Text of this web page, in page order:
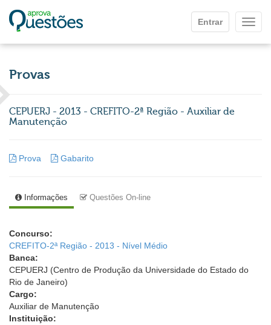
Entrar
Provas
CEPUERJ - 2013 - CREFITO-2ª Região - Auxiliar de
Manutenção
Prova Gabarito
Informações Questões On-line
Concurso:
CREFITO-2ª Região - 2013 - Nível Médio
Banca:
CEPUERJ (Centro de Produção da Universidade do Estado do
Rio de Janeiro)
Cargo:
Auxiliar de Manutenção
Instituição: